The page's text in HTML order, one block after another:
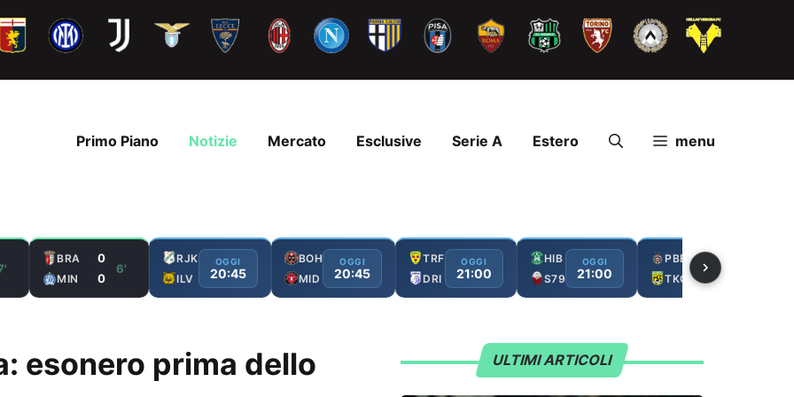
Primo Piano Notizie Mercato Esclusive Serie A Estero menu
BRA 0
MIN 0
6'
RJK
ILV
OGGI
20:45
BOH
MID
OGGI
20:45
TRF
DRI
OGGI
21:00
HIB
S79
OGGI
21:00
PBE
TKO
OGGI
21:00
esonero prima dello
ULTIMI ARTICOLI